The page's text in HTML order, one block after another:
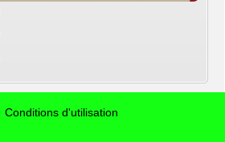
Conditions d'utilisation